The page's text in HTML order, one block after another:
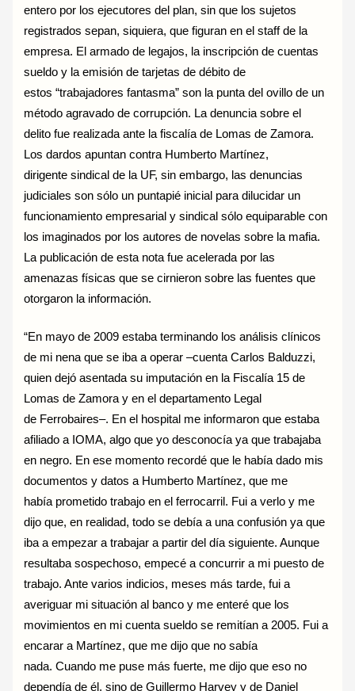
entero por los ejecutores del plan, sin que los sujetos
registrados sepan, siquiera, que figuran en el staff de la
empresa. El armado de legajos, la inscripción de cuentas
sueldo y la emisión de tarjetas de débito de
estos “trabajadores fantasma” son la punta del ovillo de un
método agravado de corrupción. La denuncia sobre el
delito fue realizada ante la fiscalía de Lomas de Zamora.
Los dardos apuntan contra Humberto Martínez,
dirigente sindical de la UF, sin embargo, las denuncias
judiciales son sólo un puntapié inicial para dilucidar un
funcionamiento empresarial y sindical sólo equiparable con
los imaginados por los autores de novelas sobre la mafia.
La publicación de esta nota fue acelerada por las
amenazas físicas que se cirnieron sobre las fuentes que
otorgaron la información.
“En mayo de 2009 estaba terminando los análisis clínicos
de mi nena que se iba a operar –cuenta Carlos Balduzzi,
quien dejó asentada su imputación en la Fiscalía 15 de
Lomas de Zamora y en el departamento Legal
de Ferrobaires–. En el hospital me informaron que estaba
afiliado a IOMA, algo que yo desconocía ya que trabajaba
en negro. En ese momento recordé que le había dado mis
documentos y datos a Humberto Martínez, que me
había prometido trabajo en el ferrocarril. Fui a verlo y me
dijo que, en realidad, todo se debía a una confusión ya que
iba a empezar a trabajar a partir del día siguiente. Aunque
resultaba sospechoso, empecé a concurrir a mi puesto de
trabajo. Ante varios indicios, meses más tarde, fui a
averiguar mi situación al banco y me enteré que los
movimientos en mi cuenta sueldo se remitían a 2005. Fui a
encarar a Martínez, que me dijo que no sabía
nada. Cuando me puse más fuerte, me dijo que eso no
dependía de él, sino de Guillermo Harvey y de Daniel